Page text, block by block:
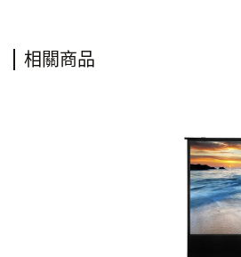
相關商品